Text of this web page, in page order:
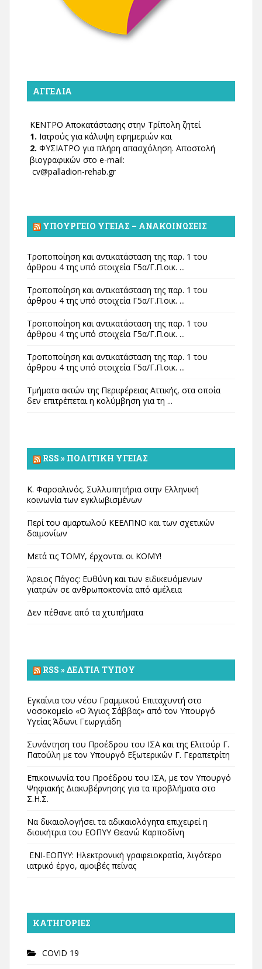
ΑΓΓΕΛΊΑ
ΚΕΝΤΡΟ Αποκατάστασης στην Τρίπολη ζητεί
1. Ιατρούς για κάλυψη εφημεριών και
2. ΦΥΣΙΑΤΡΟ για πλήρη απασχόληση. Αποστολή
βιογραφικών στο e-mail:
cv@palladion-rehab.gr
ΥΠΟΥΡΓΕΊΟ ΥΓΕΊΑΣ – ΑΝΑΚΟΙΝΏΣΕΙΣ
Τροποποίηση και αντικατάσταση της παρ. 1 του
άρθρου 4 της υπό στοιχεία Γ5α/Γ.Π.οικ. ...
Τροποποίηση και αντικατάσταση της παρ. 1 του
άρθρου 4 της υπό στοιχεία Γ5α/Γ.Π.οικ. ...
Τροποποίηση και αντικατάσταση της παρ. 1 του
άρθρου 4 της υπό στοιχεία Γ5α/Γ.Π.οικ. ...
Τροποποίηση και αντικατάσταση της παρ. 1 του
άρθρου 4 της υπό στοιχεία Γ5α/Γ.Π.οικ. ...
Τμήματα ακτών της Περιφέρειας Αττικής, στα οποία
δεν επιτρέπεται η κολύμβηση για τη ...
RSS » ΠΟΛΙΤΙΚΉ ΥΓΕΊΑΣ
Κ. Φαρσαλινός. Συλλυπητήρια στην Ελληνική
κοινωνία των εγκλωβισμένων
Περί του αμαρτωλού ΚΕΕΛΠΝΟ και των σχετικών
δαιμονίων
Μετά τις ΤΟΜΥ, έρχονται οι ΚΟΜΥ!
Άρειος Πάγος: Ευθύνη και των ειδικευόμενων
γιατρών σε ανθρωποκτονία από αμέλεια
Δεν πέθανε από τα χτυπήματα
RSS » ΔΕΛΤΊΑ ΤΎΠΟΥ
Εγκαίνια του νέου Γραμμικού Επιταχυντή στο
νοσοκομείο «Ο Άγιος Σάββας» από τον Υπουργό
Υγείας Άδωνι Γεωργιάδη
Συνάντηση του Προέδρου του ΙΣΑ και της Ελιτούρ Γ.
Πατούλη με τον Υπουργό Εξωτερικών Γ. Γεραπετρίτη
Επικοινωνία του Προέδρου του ΙΣΑ, με τον Υπουργό
Ψηφιακής Διακυβέρνησης για τα προβλήματα στο
Σ.Η.Σ.
Να δικαιολογήσει τα αδικαιολόγητα επιχειρεί η
διοικήτρια του ΕΟΠΥΥ Θεανώ Καρποδίνη
ΕΝΙ-ΕΟΠΥΥ: Ηλεκτρονική γραφειοκρατία, λιγότερο
ιατρικό έργο, αμοιβές πείνας
KΑΤΗΓΟΡΊΕΣ
COVID 19